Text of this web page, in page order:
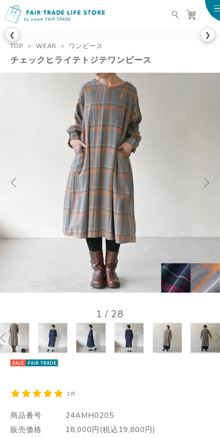
FAIR TRADE LIFE
❮ ❯
TOP WEAR ワンピース
チェックヒライテトジテワンピース
1 / 28
1件
商品番号
24AMH0205
販売価格
18,000円(税込19,800円)